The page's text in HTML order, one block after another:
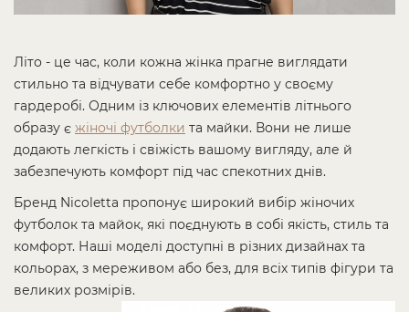
Літо - це час, коли кожна жінка прагне виглядати
стильно та відчувати себе комфортно у своєму
гардеробі. Одним із ключових елементів літнього
образу є жіночі футболки та майки. Вони не лише
додають легкість і свіжість вашому вигляду, але й
забезпечують комфорт під час спекотних днів.
Бренд Nicoletta пропонує широкий вибір жіночих
футболок та майок, які поєднують в собі якість, стиль та
комфорт. Наші моделі доступні в різних дизайнах та
кольорах, з мереживом або без, для всіх типів фігури та
великих розмірів.